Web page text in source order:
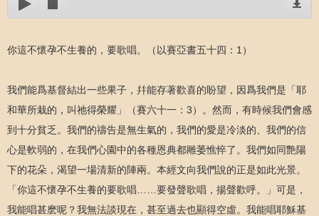
你這不懷孕不生養的，要歌唱。（以賽亞書五十四：1）
我們能爲基督結出一些果子，幷能存著歡喜的盼望，因爲我們是「耶
和華所栽的，叫祂得榮耀」（賽六十一：3）。然而，有時候我們會感
到十分貧乏。我們的禱告是無生氣的，我們的愛是冷淡的、我們的信
心是軟弱的，在我們心園中的各種恩典都雕萎憔悴了。我們如同艶陽
下的花朵，渴望一場清新的陣兩。本經文向我們說的正是如此光景。
「你這不懷孕不生養的要歌唱……要發聲歌唱，揚聲歡呼。」可是，
我能唱甚麽呢？我無法談現在，甚至過去也顯得空虛。我能唱耶穌基